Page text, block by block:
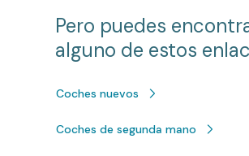
Pero puedes
alguno de estos
Coches nuevos
Coches de segunda mano